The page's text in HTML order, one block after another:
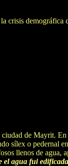
crisis demográfica
de Mayrit. En
sílex o pedernal
llenos de agua,
el agua fui